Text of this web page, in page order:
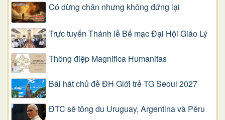
Có dừng chân nhưng không đứng lại
Trực tuyến Thánh lễ Bế mạc Đại Hội Giáo Lý
Thông điệp Magnifica Humanitas
Bài hát chủ đề ĐH Giới trẻ TG Seoul 2027
ĐTC sẽ tông du Uruguay, Argentina và Pêru